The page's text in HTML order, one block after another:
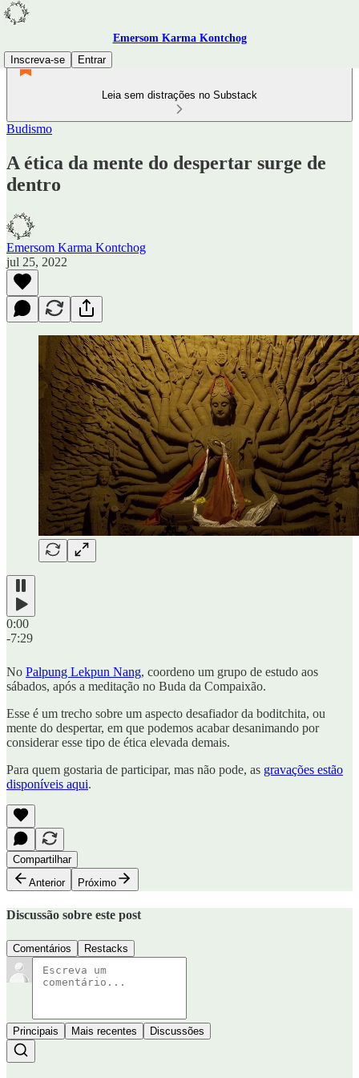
Emersom Karma Kontchog
Inscreva-se
Entrar
Leia sem distrações no Substack
Budismo
A ética da mente do despertar surge de
dentro
Emersom Karma Kontchog
jul 25, 2022
0:00
-7:29
No Palpung Lekpun Nang, coordeno um grupo de estudo aos
sábados, após a meditação no Buda da Compaixão.
Esse é um trecho sobre um aspecto desafiador da boditchita, ou
mente do despertar, em que podemos acabar desanimando por
considerar esse tipo de ética elevada demais.
Para quem gostaria de participar, mas não pode, as gravações estão
disponíveis aqui.
Compartilhar
Anterior
Próximo
Discussão sobre este post
Comentários Restacks
Principais Mais recentes Discussões